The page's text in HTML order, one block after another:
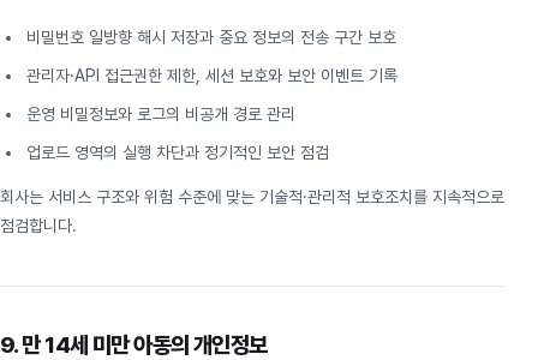
비밀번호 일방향 해시 저장과 중요 정보의 전송 구간 보호
관리자·API 접근권한 제한, 세션 보호와 보안 이벤트 기록
운영 비밀정보와 로그의 비공개 경로 관리
업로드 영역의 실행 차단과 정기적인 보안 점검
회사는 서비스 구조와 위험 수준에 맞는 기술적·관리적 보호조치를 지속적으로
점검합니다.
9. 만 14세 미만 아동의 개인정보